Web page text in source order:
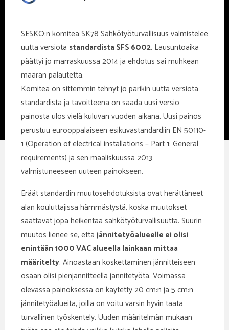
SESKO:n komitea SK78 Sähkötyöturvallisuus valmistelee
uutta versiota standardista SFS 6002. Lausuntoaika
päättyi jo marraskuussa 2014 ja ehdotus sai muhkean
määrän palautetta.
Komitea on sittemmin tehnyt jo parikin uutta versiota
standardista ja tavoitteena on saada uusi versio
painosta ulos vielä kuluvan vuoden aikana. Uusi painos
perustuu eurooppalaiseen esikuvastandardiin EN 50110-
1 (Operation of electrical installations – Part 1: General
requirements) ja sen maaliskuussa 2013
valmistuneeseen uuteen painokseen.
Eräät standardin muutosehdotuksista ovat herättäneet
alan kouluttajissa hämmästystä, koska muutokset
saattavat jopa heikentää sähkötyöturvallisuutta. Suurin
muutos lienee se, että jännitetyöalueelle ei olisi
enintään 1000 VAC alueella lainkaan mittaa
määritelty. Ainoastaan koskettaminen jännitteiseen
osaan olisi pienjännitteellä jännitetyötä. Voimassa
olevassa painoksessa on käytetty 20 cm:n ja 5 cm:n
jännitetyöalueita, joilla on voitu varsin hyvin taata
turvallinen työskentely. Uuden määritelmän mukaan